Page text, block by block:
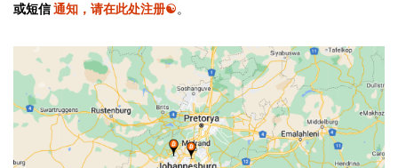
或短信通知，请在此处注册☯。